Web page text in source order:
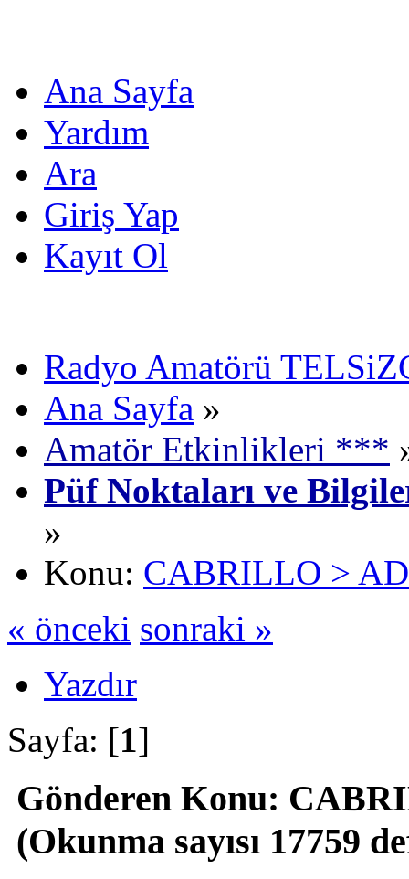
Ana Sayfa
Yardım
Ara
Giriş Yap
Kayıt Ol
Radyo Amatörü
Ana Sayfa »
Amatör Etkinlikleri ***
Püf Noktaları ve
»
Konu: CABRILLO >
« önceki sonraki »
Yazdır
Sayfa: [1]
Gönderen Konu:
(Okunma sayısı 17759